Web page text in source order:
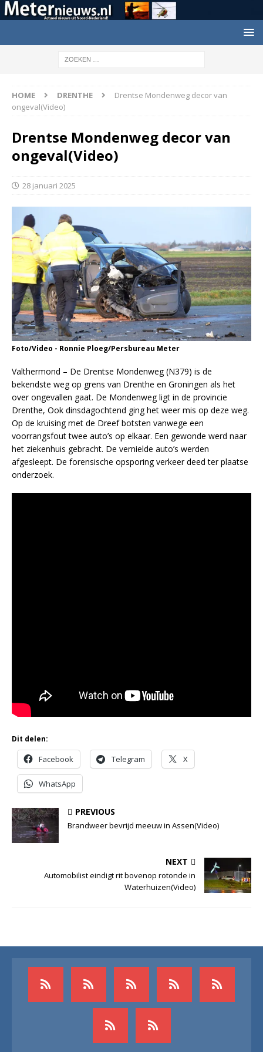
HOME DRENTHE
Drentse Mondenweg decor van
ongeval(Video)
Drentse Mondenweg decor van
ongeval(Video)
28 januari 2025
Foto/Video - Ronnie Ploeg/Persbureau Meter
Valthermond – De Drentse Mondenweg (N379) is de
bekendste weg op grens van Drenthe en Groningen als het
over ongevallen gaat. De Mondenweg ligt in de provincie
Drenthe, Ook dinsdagochtend ging het weer mis op deze weg.
Op de kruising met de Dreef botsten vanwege een
voorrangsfout twee auto’s op elkaar. Een gewonde werd naar
het ziekenhuis gebracht. De vernielde auto’s werden
afgesleept. De forensische opsporing verkeer deed ter plaatse
onderzoek.
Dit delen:
Facebook Telegram X
WhatsApp
PREVIOUS
Brandweer bevrijd meeuw in Assen(Video)
NEXT
Automobilist eindigt rit bovenop rotonde in
Waterhuizen(Video)